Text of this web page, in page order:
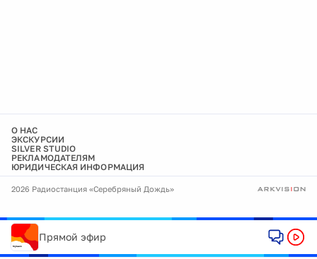
О НАС
ЭКСКУРСИИ
SILVER STUDIO
РЕКЛАМОДАТЕЛЯМ
ЮРИДИЧЕСКАЯ ИНФОРМАЦИЯ
2026 Радиостанция «Серебряный Дождь»
Прямой эфир